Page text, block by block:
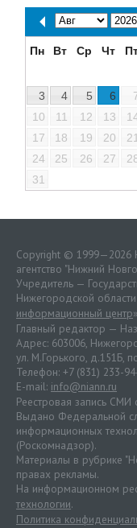
Пн Вт Ср Чт
3
4 5 6
10
11 12 13
17
18 19 20 21
24
25 26 27
31
Copyright © 1999—2026
агентство "Нижний
Учредитель —
Нижегородской
информационный центр»
Главный редактор —
Адрес: 603006,
ул. М.Горького, д.151Б,
Телефон: +7 (831) 233-
E-mail: info@niann.ru
Реестровая запись
Выдано Федеральной
информационных
(Роскомнадзор).
Материалы в рубрике
правах рекламы.
На информационном
технологии.
Политика